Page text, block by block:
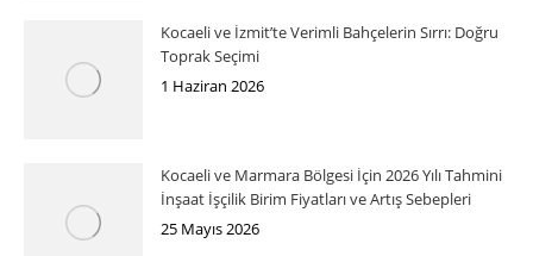
Kocaeli ve İzmit’te Verimli Bahçelerin Sırrı: Doğru
Toprak Seçimi
1 Haziran 2026
Kocaeli ve Marmara Bölgesi İçin 2026 Yılı Tahmini
İnşaat İşçilik Birim Fiyatları ve Artış Sebepleri
25 Mayıs 2026